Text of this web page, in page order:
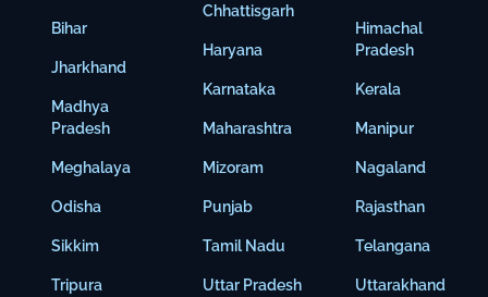
Bihar
Jharkhand
Madhya
Pradesh
Meghalaya
Odisha
Sikkim
Tripura
Chhattisgarh
Haryana
Karnataka
Maharashtra
Mizoram
Punjab
Tamil Nadu
Uttar Pradesh
Himachal
Pradesh
Kerala
Manipur
Nagaland
Rajasthan
Telangana
Uttarakhand